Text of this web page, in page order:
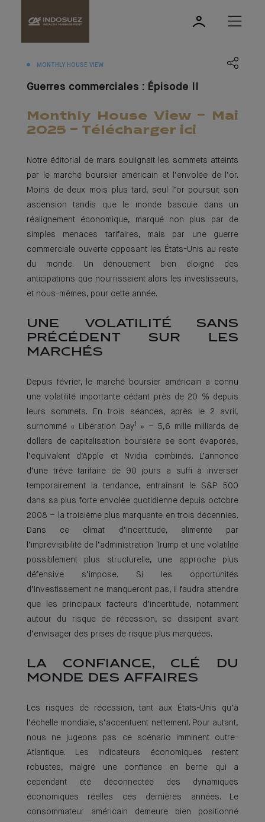
MONTHLY HOUSE VIEW
Guerres commerciales : Épisode II
Monthly House View - Mai
2025 - Télécharger ici
Notre éditorial de mars soulignait les sommets atteints
par le marché boursier américain et l’envolée de l’or.
Moins de deux mois plus tard, seul l’or poursuit son
ascension tandis que le monde bascule dans un
réalignement économique, marqué non plus par de
simples menaces tarifaires, mais par une guerre
commerciale ouverte opposant les États-Unis au reste
du monde. Un dénouement bien éloigné des
anticipations que nourrissaient alors les investisseurs,
et nous-mêmes, pour cette année.
UNE VOLATILITÉ SANS
PRÉCÉDENT SUR LES
MARCHÉS
Depuis février, le marché boursier américain a connu
une volatilité importante cédant près de 20 % depuis
leurs sommets. En trois séances, après le 2 avril,
surnommé « Liberation Day1
» – 5,6 mille milliards de
dollars de capitalisation boursière se sont évaporés,
l’équivalent d’Apple et Nvidia combinés. L’annonce
d’une trêve tarifaire de 90 jours a suffi à inverser
temporairement la tendance, entraînant le S&P 500
dans sa plus forte envolée quotidienne depuis octobre
2008 – la troisième plus marquante en trois décennies.
Dans ce climat d’incertitude, alimenté par
l’imprévisibilité de l’administration Trump et une volatilité
possiblement plus structurelle, une approche plus
défensive s’impose. Si les opportunités
d’investissement ne manqueront pas, il faudra attendre
que les principaux facteurs d’incertitude, notamment
autour du risque de récession, se dissipent avant
d’envisager des prises de risque plus marquées.
LA CONFIANCE, CLÉ DU
MONDE DES AFFAIRES
Les risques de récession, tant aux États-Unis qu’à
l’échelle mondiale, s’accentuent nettement. Pour autant,
nous ne jugeons pas ce scénario imminent outre-
Atlantique. Les indicateurs économiques restent
robustes, malgré une confiance en berne qui a
cependant été déconnectée des dynamiques
économiques réelles ces dernières années. Le
consommateur américain demeure bien positionné